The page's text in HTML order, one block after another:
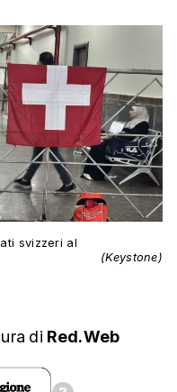
svizzeri al
(Keystone)
di Red.Web